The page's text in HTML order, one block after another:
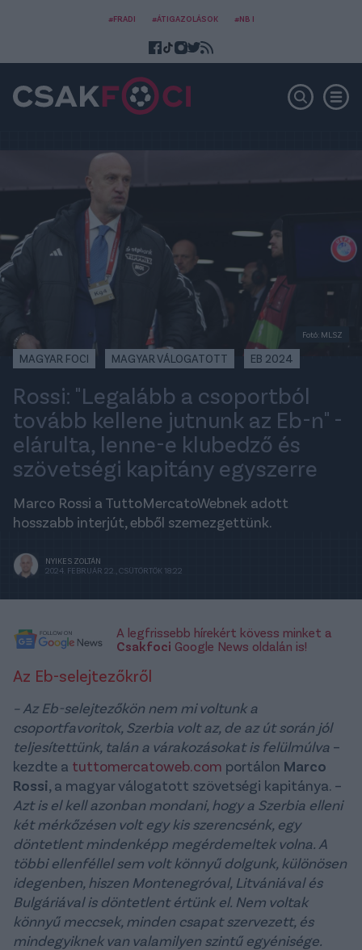
#FRADI #ÁTIGAZOLÁSOK #NB I
Fotó: MLSZ
MAGYAR FOCI MAGYAR VÁLOGATOTT EB 2024
Rossi: "Legalább a csoportból
tovább kellene jutnunk az Eb-n" -
elárulta, lenne-e klubedző és
szövetségi kapitány egyszerre
Marco Rossi a TuttoMercatoWebnek adott
hosszabb interjút, ebből szemezgettünk.
NYIKES ZOLTÁN
2024. FEBRUÁR 22., CSÜTÖRTÖK 18:22
A legfrissebb hírekért kövess minket a
Csakfoci Google News oldalán is!
Az Eb-selejtezőkről
– Az Eb-selejtezőkön nem mi voltunk a
csoportfavoritok, Szerbia volt az, de az út során jól
teljesítettünk, talán a várakozásokat is felülmúlva –
kezdte a tuttomercatoweb.com portálon Marco
Rossi, a magyar válogatott szövetségi kapitánya. –
Azt is el kell azonban mondani, hogy a Szerbia elleni
két mérkőzésen volt egy kis szerencsénk, egy
döntetlent mindenképp megérdemeltek volna. A
többi ellenféllel sem volt könnyű dolgunk, különösen
idegenben, hiszen Montenegróval, Litvániával és
Bulgáriával is döntetlent értünk el. Nem voltak
könnyű meccsek, minden csapat szervezett, és
mindegyiknek van valamilyen szintű egyénisége.